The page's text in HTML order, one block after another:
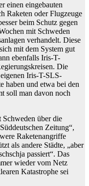
einen eingebauten
Raketen oder Flugzeuge
beim Schutz gegen
mit Schweden
verhandelt. Diese
mit dem System gut
ebenfalls Iris-T-
Die
Iris-T-SLS-
haben und etwa bei den
soll man davon noch
über die
Zeitung“,
Raketenangriffe
als andere Städte, „aber
passiert“. Das
wieder vom Netz
Katastrophe sei